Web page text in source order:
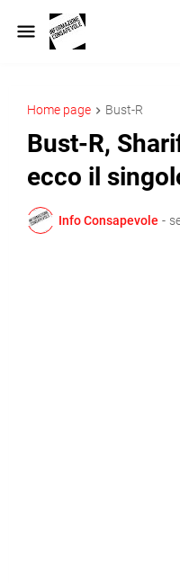
Home page Bust-R
Bust-R,
ecco il
Info Consapevole -